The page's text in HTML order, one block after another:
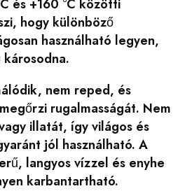
és +160 °C közötti
hogy különböző
használható legyen,
nem reped, és
rugalmasságát. Nem
illatát, így világos és
jól használható. A
langyos vízzel és enyhe
karbantartható.